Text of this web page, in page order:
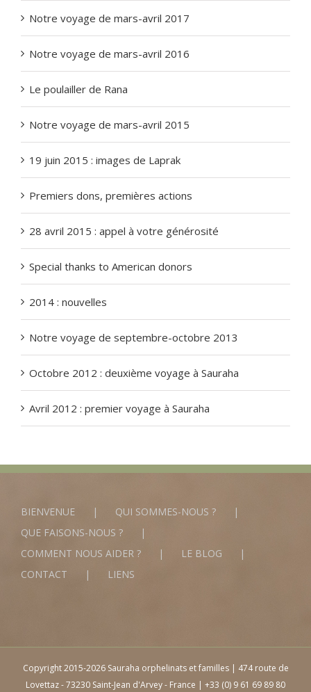
Notre voyage de mars-avril 2017
Notre voyage de mars-avril 2016
Le poulailler de Rana
Notre voyage de mars-avril 2015
19 juin 2015 : images de Laprak
Premiers dons, premières actions
28 avril 2015 : appel à votre générosité
Special thanks to American donors
2014 : nouvelles
Notre voyage de septembre-octobre 2013
Octobre 2012 : deuxième voyage à Sauraha
Avril 2012 : premier voyage à Sauraha
BIENVENUE
QUI SOMMES-NOUS ?
QUE FAISONS-NOUS ?
COMMENT NOUS AIDER ?
LE BLOG
CONTACT
LIENS
Copyright 2015-2026 Sauraha orphelinats et familles | 474 route de
Lovettaz - 73230 Saint-Jean d'Arvey - France | +33 (0) 9 61 69 89 80